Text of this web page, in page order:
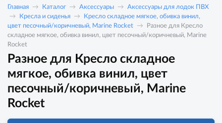
Главная Каталог Аксессуары
Аксессуары для лодок ПВХ
Кресла и сиденья
Кресло складное мягкое, обивка винил,
цвет песочный/коричневый, Marine Rocket
Разное для Кресло
складное мягкое, обивка винил, цвет песочный/коричневый, Marine
Rocket
Разное для Кресло складное
мягкое, обивка винил, цвет
песочный/коричневый, Marine
Rocket